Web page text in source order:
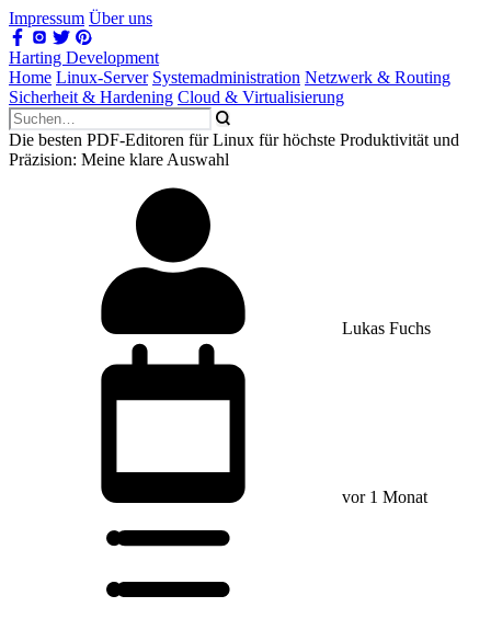
Impressum Über uns
Harting Development
Home Linux-Server Systemadministration Netzwerk & Routing
Sicherheit & Hardening Cloud & Virtualisierung
Die besten PDF-Editoren für Linux für höchste Produktivität und
Präzision: Meine klare Auswahl
Lukas Fuchs
vor 1 Monat